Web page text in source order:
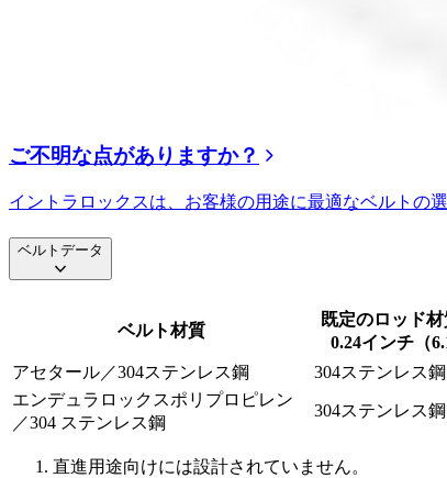
ご不明な点がありますか？
イントラロックスは、お客様の用途に最適なベルトの
ベルトデータ
ベルト材質
既定のロッド
0.24インチ（
アセタール／304ステンレス鋼
304ステンレス鋼
エンデュラロックスポリプロピレン
／304 ステンレス鋼
304ステンレス鋼
直進用途向けには設計されていません。